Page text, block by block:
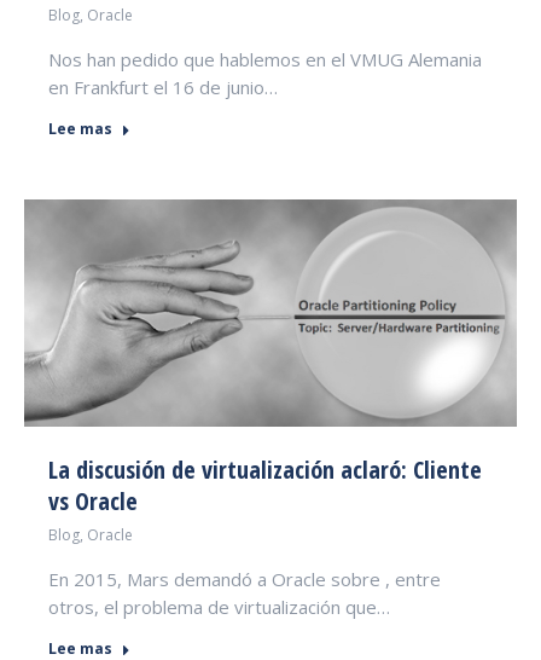
Blog, Oracle
Nos han pedido que hablemos en el VMUG Alemania
en Frankfurt el 16 de junio…
Lee mas
La discusión de virtualización aclaró: Cliente
vs Oracle
Blog, Oracle
En 2015, Mars demandó a Oracle sobre , entre
otros, el problema de virtualización que…
Lee mas